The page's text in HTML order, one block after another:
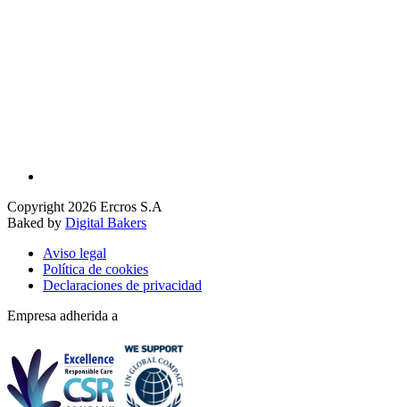
Copyright 2026 Ercros S.A
Baked by Digital Bakers
Aviso legal
Política de cookies
Declaraciones de privacidad
Empresa adherida a